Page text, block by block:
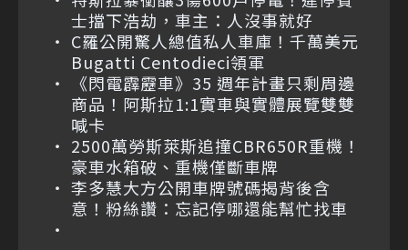
士擋下浩劫，車主：人沒事就好
C羅公開驚人總值私人車庫！千萬美元
Bugatti Centodieci領軍
《閃電霹靂車》35 週年計畫只剩周邊
商品！阿斯拉1:1實車與實體展覽雙雙
喊卡
2500萬勞斯萊斯追撞CBR650R重機！
豪車水箱破、重機僅斷車牌
李多慧大方公開車牌號碼揭背後含
意！粉絲讚：忘記停哪還能幫忙找車